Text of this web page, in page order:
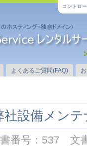
よくあるご質問(FAQ)
社設備メン
番号：537 文
コントロ